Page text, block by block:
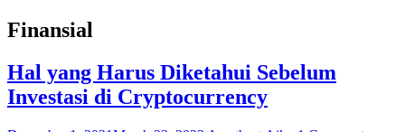
Finansial
Hal yang Harus Diketahui Sebelum
Investasi di Cryptocurrency